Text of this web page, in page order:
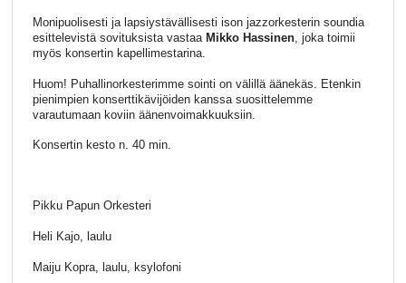
Monipuolisesti ja lapsiystävällisesti ison jazzorkesterin soundia
esittelevistä sovituksista vastaa Mikko Hassinen, joka toimii
myös konsertin kapellimestarina.
Huom! Puhallinorkesterimme sointi on välillä äänekäs. Etenkin
pienimpien konserttikävijöiden kanssa suosittelemme
varautumaan koviin äänenvoimakkuuksiin.
Konsertin kesto n. 40 min.
Pikku Papun Orkesteri
Heli Kajo, laulu
Maiju Kopra, laulu, ksylofoni